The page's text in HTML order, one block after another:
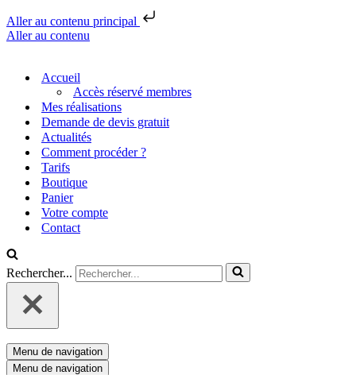
Aller au contenu principal
Aller au contenu
Accueil
Accès réservé membres
Mes réalisations
Demande de devis gratuit
Actualités
Comment procéder ?
Tarifs
Boutique
Panier
Votre compte
Contact
Rechercher...
Menu de navigation
Menu de navigation